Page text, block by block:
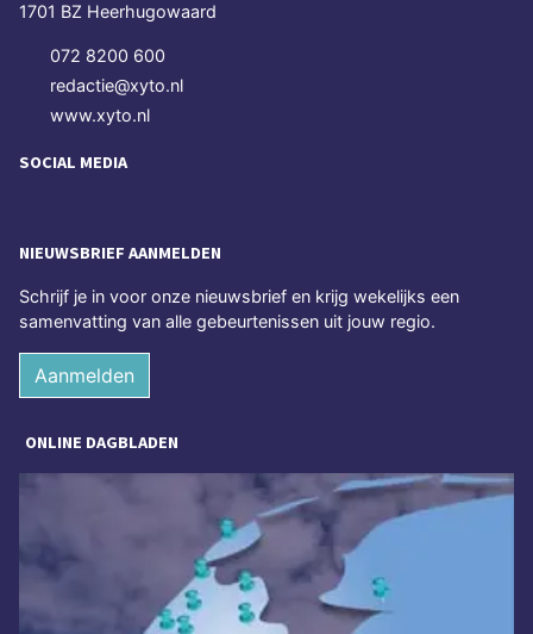
1701 BZ Heerhugowaard
072 8200 600
redactie@xyto.nl
www.xyto.nl
SOCIAL MEDIA
NIEUWSBRIEF AANMELDEN
Schrijf je in voor onze nieuwsbrief en krijg wekelijks een
samenvatting van alle gebeurtenissen uit jouw regio.
Aanmelden
ONLINE DAGBLADEN